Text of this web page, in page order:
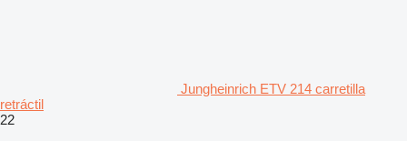
Jungheinrich ETV 214 carretilla
retráctil
22